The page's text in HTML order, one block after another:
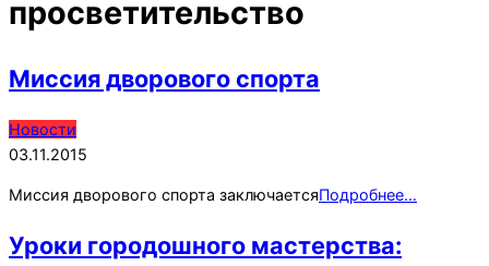
просветительство
Миссия дворового спорта
2015-
11-
Новости
03.11.2015
Миссия дворового спорта заключаетсяПодробнее…
Уроки городошного мастерства: